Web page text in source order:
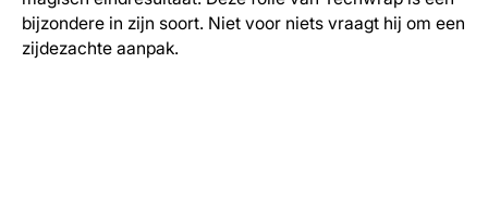
bijzondere in zijn soort. Niet voor niets vraagt hij om een
zijdezachte aanpak.